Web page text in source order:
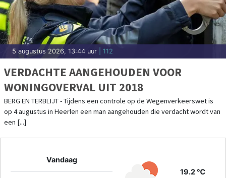
5 augustus 2026, 13:44 uur | 112
VERDACHTE AANGEHOUDEN VOOR
WONINGOVERVAL UIT 2018
BERG EN TERBLIJT - Tijdens een controle op de Wegenverkeerswet is
op 4 augustus in Heerlen een man aangehouden die verdacht wordt van
een [...]
Vandaag
19.2 ℃